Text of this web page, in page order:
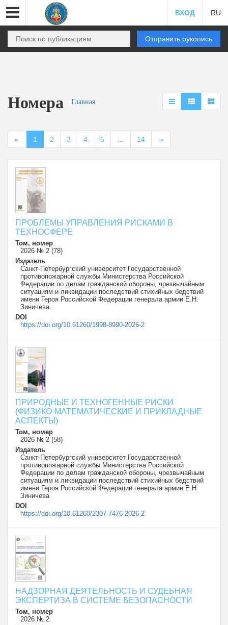
ВХОД RU
Отправить рукопись
Номера Главная
« 1 2 3 4 5 14 »
ПРОБЛЕМЫ УПРАВЛЕНИЯ РИСКАМИ В
ТЕХНОСФЕРЕ
Том, номер
2026 № 2 (78)
Издатель
Санкт-Петербургский университет Государственной
противопожарной службы Министерства Российской
Федерации по делам гражданской обороны, чрезвычайным
ситуациям и ликвидации последствий стихийных бедствий
имени Героя Российской Федерации генерала армии Е.Н.
Зиничева
DOI
https://doi.org/10.61260/1998-8990-2026-2
ПРИРОДНЫЕ И ТЕХНОГЕННЫЕ РИСКИ
(ФИЗИКО-МАТЕМАТИЧЕСКИЕ И ПРИКЛАДНЫЕ
АСПЕКТЫ)
Том, номер
2026 № 2 (58)
Издатель
Санкт-Петербургский университет Государственной
противопожарной службы Министерства Российской
Федерации по делам гражданской обороны, чрезвычайным
ситуациям и ликвидации последствий стихийных бедствий
имени Героя Российской Федерации генерала армии Е.Н.
Зиничева
DOI
https://doi.org/10.61260/2307-7476-2026-2
НАДЗОРНАЯ ДЕЯТЕЛЬНОСТЬ И СУДЕБНАЯ
ЭКСПЕРТИЗА В СИСТЕМЕ БЕЗОПАСНОСТИ
Том, номер
2026 № 2